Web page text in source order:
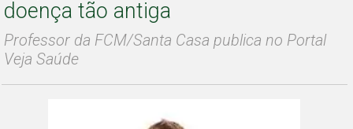
doença tão antiga
Professor da FCM/Santa Casa publica no Portal
Veja Saúde